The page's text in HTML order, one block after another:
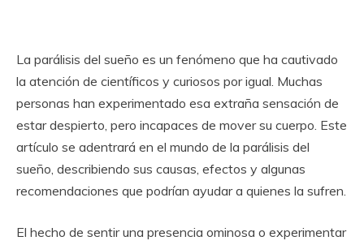
La parálisis del sueño es un fenómeno que ha cautivado
la atención de científicos y curiosos por igual. Muchas
personas han experimentado esa extraña sensación de
estar despierto, pero incapaces de mover su cuerpo. Este
artículo se adentrará en el mundo de la parálisis del
sueño, describiendo sus causas, efectos y algunas
recomendaciones que podrían ayudar a quienes la sufren.
El hecho de sentir una presencia ominosa o experimentar